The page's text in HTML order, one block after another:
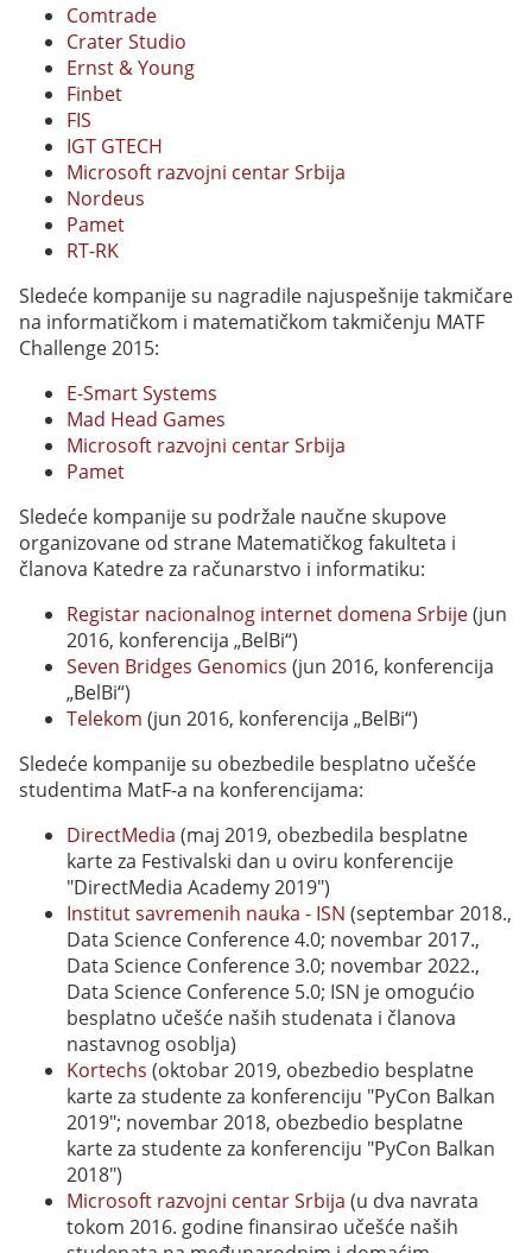
Comtrade
Crater Studio
Ernst & Young
Finbet
FIS
IGT GTECH
Microsoft razvojni centar Srbija
Nordeus
Pamet
RT-RK
Sledeće kompanije su nagradile najuspešnije takmičare
na informatičkom i matematičkom takmičenju MATF
Challenge 2015:
E-Smart Systems
Mad Head Games
Microsoft razvojni centar Srbija
Pamet
Sledeće kompanije su podržale naučne skupove
organizovane od strane Matematičkog fakulteta i
članova Katedre za računarstvo i informatiku:
Registar nacionalnog internet domena Srbije(jun
2016, konferencija „BelBi“)
Seven Bridges Genomics (jun 2016, konferencija
„BelBi“)
Telekom (jun 2016, konferencija „BelBi“)
Sledeće kompanije su obezbedile besplatno učešće
studentima MatF-a na konferencijama:
DirectMedia (maj 2019, obezbedila besplatne
karte za Festivalski dan u oviru konferencije
"DirectMedia Academy 2019")
Institut savremenih nauka - ISN (septembar 2018.,
Data Science Conference 4.0; novembar 2017.,
Data Science Conference 3.0; novembar 2022.,
Data Science Conference 5.0; ISN je omogućio
besplatno učešće naših studenata i članova
nastavnog osoblja)
Kortechs (oktobar 2019, obezbedio besplatne
karte za studente za konferenciju "PyCon Balkan
2019"; novembar 2018, obezbedio besplatne
karte za studente za konferenciju "PyCon Balkan
2018")
Microsoft razvojni centar Srbija (u dva navrata
tokom 2016. godine finansirao učešće naših